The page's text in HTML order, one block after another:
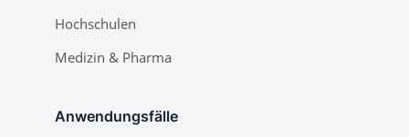
Hochschulen
Medizin & Pharma
Anwendungsfälle